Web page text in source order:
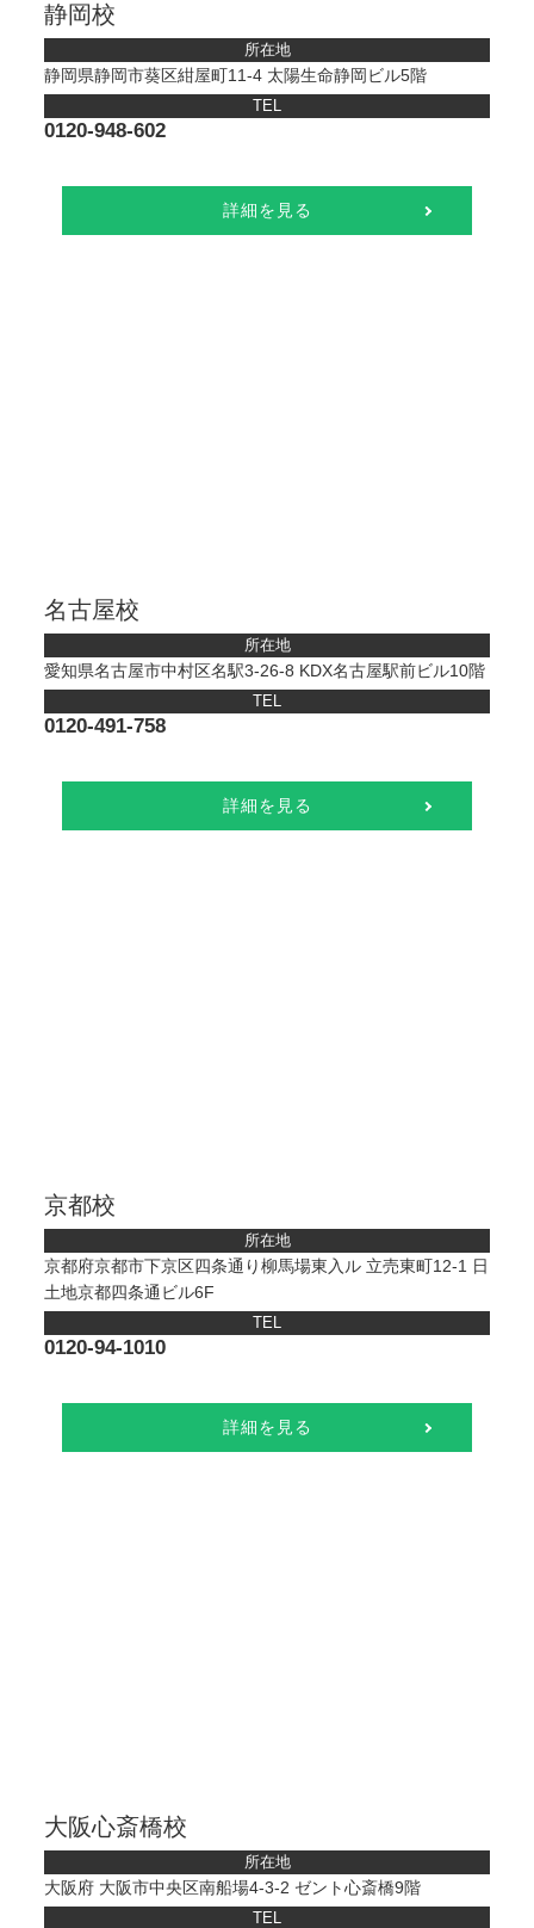
静岡校
所在地
静岡県静岡市葵区紺屋町11-4 太陽生命静岡ビル5階
TEL
0120-948-602
詳細を見る
名古屋校
所在地
愛知県名古屋市中村区名駅3-26-8 KDX名古屋駅前ビル10階
TEL
0120-491-758
詳細を見る
京都校
所在地
京都府京都市下京区四条通り柳馬場東入ル 立売東町12-1 日
土地京都四条通ビル6F
TEL
0120-94-1010
詳細を見る
大阪心斎橋校
所在地
大阪府 大阪市中央区南船場4-3-2 ゼント心斎橋9階
TEL